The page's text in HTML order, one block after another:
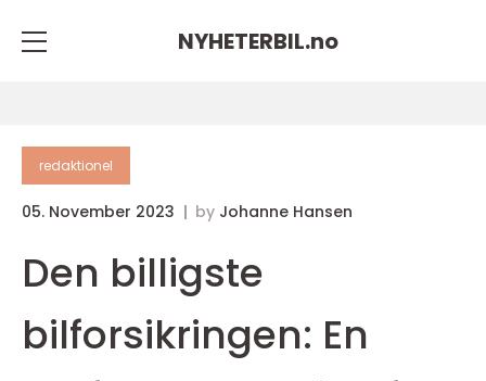
NYHETERBIL.no
redaktionel
05. November 2023 by Johanne Hansen
Den billigste
bilforsikringen: En